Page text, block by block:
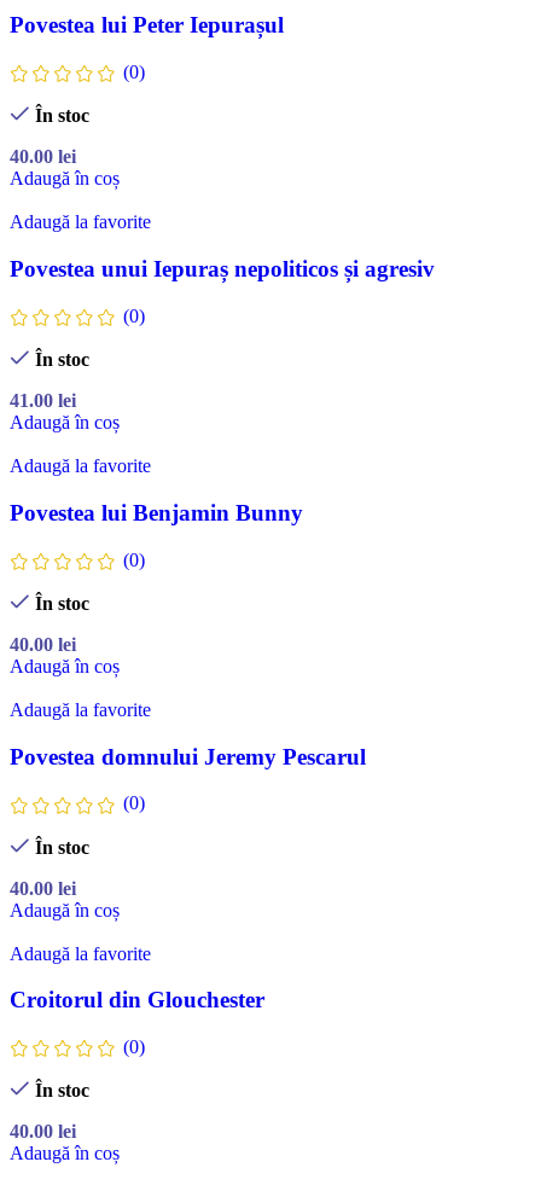
Povestea lui Peter Iepurașul
(0)
În stoc
40.00 lei
Adaugă în coș
Adaugă la favorite
Povestea unui Iepuraș nepoliticos și agresiv
(0)
În stoc
41.00 lei
Adaugă în coș
Adaugă la favorite
Povestea lui Benjamin Bunny
(0)
În stoc
40.00 lei
Adaugă în coș
Adaugă la favorite
Povestea domnului Jeremy Pescarul
(0)
În stoc
40.00 lei
Adaugă în coș
Adaugă la favorite
Croitorul din Glouchester
(0)
În stoc
40.00 lei
Adaugă în coș